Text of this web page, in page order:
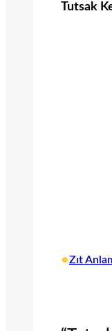
Tutsak
•Zıt